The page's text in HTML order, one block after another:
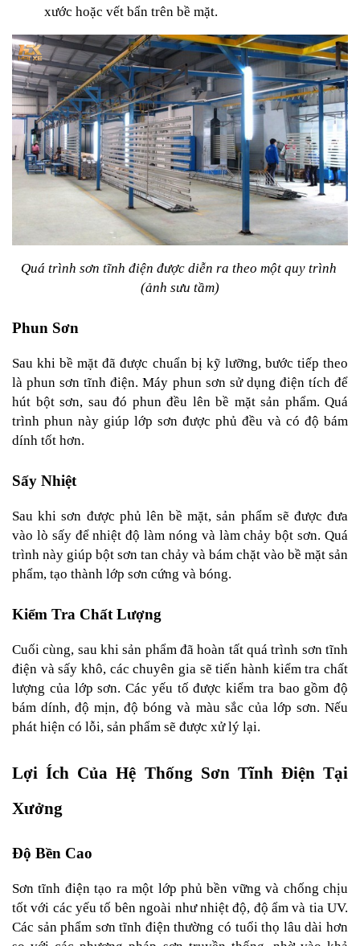
xước hoặc vết bẩn trên bề mặt.
Quá trình sơn tĩnh điện được diễn ra theo một quy trình
(ảnh sưu tầm)
Phun Sơn
Sau khi bề mặt đã được chuẩn bị kỹ lưỡng, bước tiếp theo
là phun sơn tĩnh điện. Máy phun sơn sử dụng điện tích để
hút bột sơn, sau đó phun đều lên bề mặt sản phẩm. Quá
trình phun này giúp lớp sơn được phủ đều và có độ bám
dính tốt hơn.
Sấy Nhiệt
Sau khi sơn được phủ lên bề mặt, sản phẩm sẽ được đưa
vào lò sấy để nhiệt độ làm nóng và làm chảy bột sơn. Quá
trình này giúp bột sơn tan chảy và bám chặt vào bề mặt sản
phẩm, tạo thành lớp sơn cứng và bóng.
Kiểm Tra Chất Lượng
Cuối cùng, sau khi sản phẩm đã hoàn tất quá trình sơn tĩnh
điện và sấy khô, các chuyên gia sẽ tiến hành kiểm tra chất
lượng của lớp sơn. Các yếu tố được kiểm tra bao gồm độ
bám dính, độ mịn, độ bóng và màu sắc của lớp sơn. Nếu
phát hiện có lỗi, sản phẩm sẽ được xử lý lại.
Lợi Ích Của Hệ Thống Sơn Tĩnh Điện Tại
Xưởng
Độ Bền Cao
Sơn tĩnh điện tạo ra một lớp phủ bền vững và chống chịu
tốt với các yếu tố bên ngoài như nhiệt độ, độ ẩm và tia UV.
Các sản phẩm sơn tĩnh điện thường có tuổi thọ lâu dài hơn